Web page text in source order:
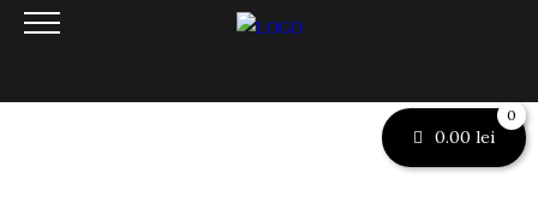
0
0.00 lei